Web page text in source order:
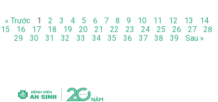
« Trước 1 2 3 4 5 6 7 8 9 10 11 12 13
14
15
16 17 18 19 20 21 22 23 24 25 26 27
28
29
30 31 32 33 34 35 36 37 38 39 Sau »